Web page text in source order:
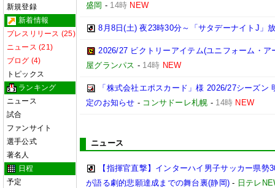
新規登録
新着情報
プレスリリース (25)
ニュース (21)
ブログ (4)
トピックス
ランキング
ニュース
試合
ファンサイト
選手公式
著名人
日程
予定
盛岡 - 14時 NEW
8月8日(土) 夜23時30分～「サタデーナイトJ」
2026/27 ビクトリーアイテム(ユニフォーム・
屋グランパス - 14時 NEW
「株式会社エポスカード」様 2026/27シーズ
定のお知らせ - コンサドーレ札幌 - 14時 NEW
ニュース
【指揮官直撃】インターハイ男子サッカー県
が語る劇的悲願達成までの舞台裏(静岡) - 日テレ